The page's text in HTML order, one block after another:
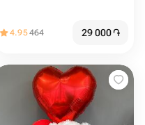
4.95464 29 000֏